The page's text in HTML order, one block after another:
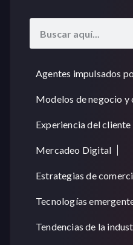
Agentes impulsados
Modelos de negocio y
Experiencia del cliente
Mercadeo Digital
Estrategias de
Tecnologías
Tendencias de la